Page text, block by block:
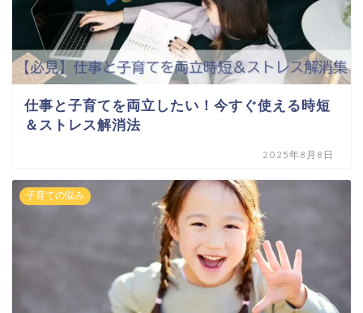
仕事と子育てを両立したい！今すぐ使える時短
＆ストレス解消法
2025年8月8日
子育ての悩み